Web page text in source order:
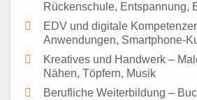
Rückenschule, Entspannung,
EDV und digitale
Anwendungen, Smartphone-
Kreatives und Handwerk –
Nähen, Töpfern, Musik
Berufliche Weiterbildung –